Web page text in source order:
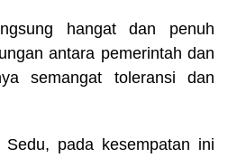
hangat dan penuh
antara pemerintah dan
semangat toleransi dan
pada kesempatan ini